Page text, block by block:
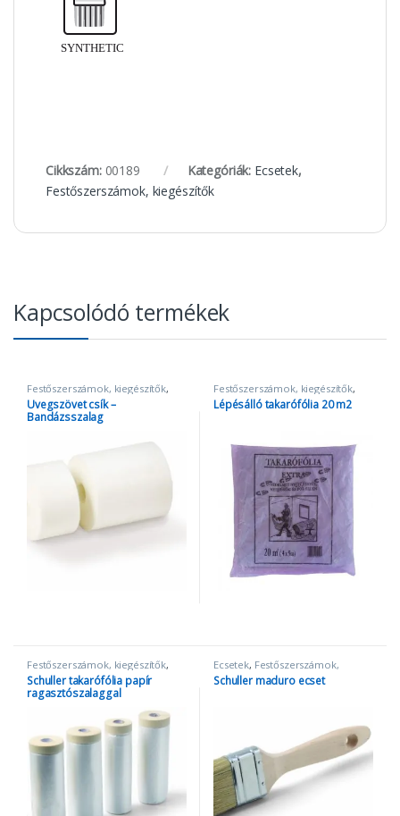
Cikkszám: 00189 Kategóriák: Ecsetek,
Festőszerszámok, kiegészítők
Kapcsolódó termékek
Festőszerszámok, kiegészítők,
Szalagok
Üvegszövet csík –
Bandázsszalag
Festőszerszámok, kiegészítők,
Takarópapír és fólia
Lépésálló takarófólia 20 m2
Festőszerszámok, kiegészítők,
Takarópapír és fólia
Schuller takarófólia papír
ragasztószalaggal
Ecsetek, Festőszerszámok,
kiegészítők
Schuller maduro ecset